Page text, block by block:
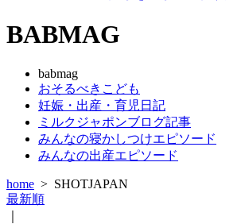
BABMAG
babmag
おそるべきこども
妊娠・出産・育児日記
ミルクジャポンブログ記事
みんなの寝かしつけエピソード
みんなの出産エピソード
home > SHOTJAPAN
最新順